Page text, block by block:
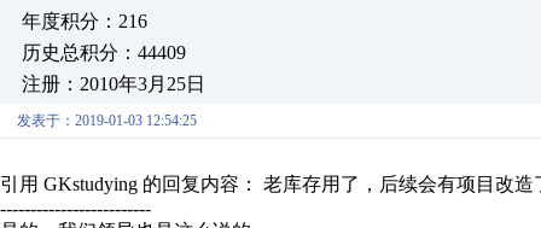
年度积分：216
历史总积分：44409
注册：2010年3月25日
发表于：2019-01-03 12:54:25
引用 GKstudying 的回复内容： 老库存用了，后续会有项目改
-------------------------